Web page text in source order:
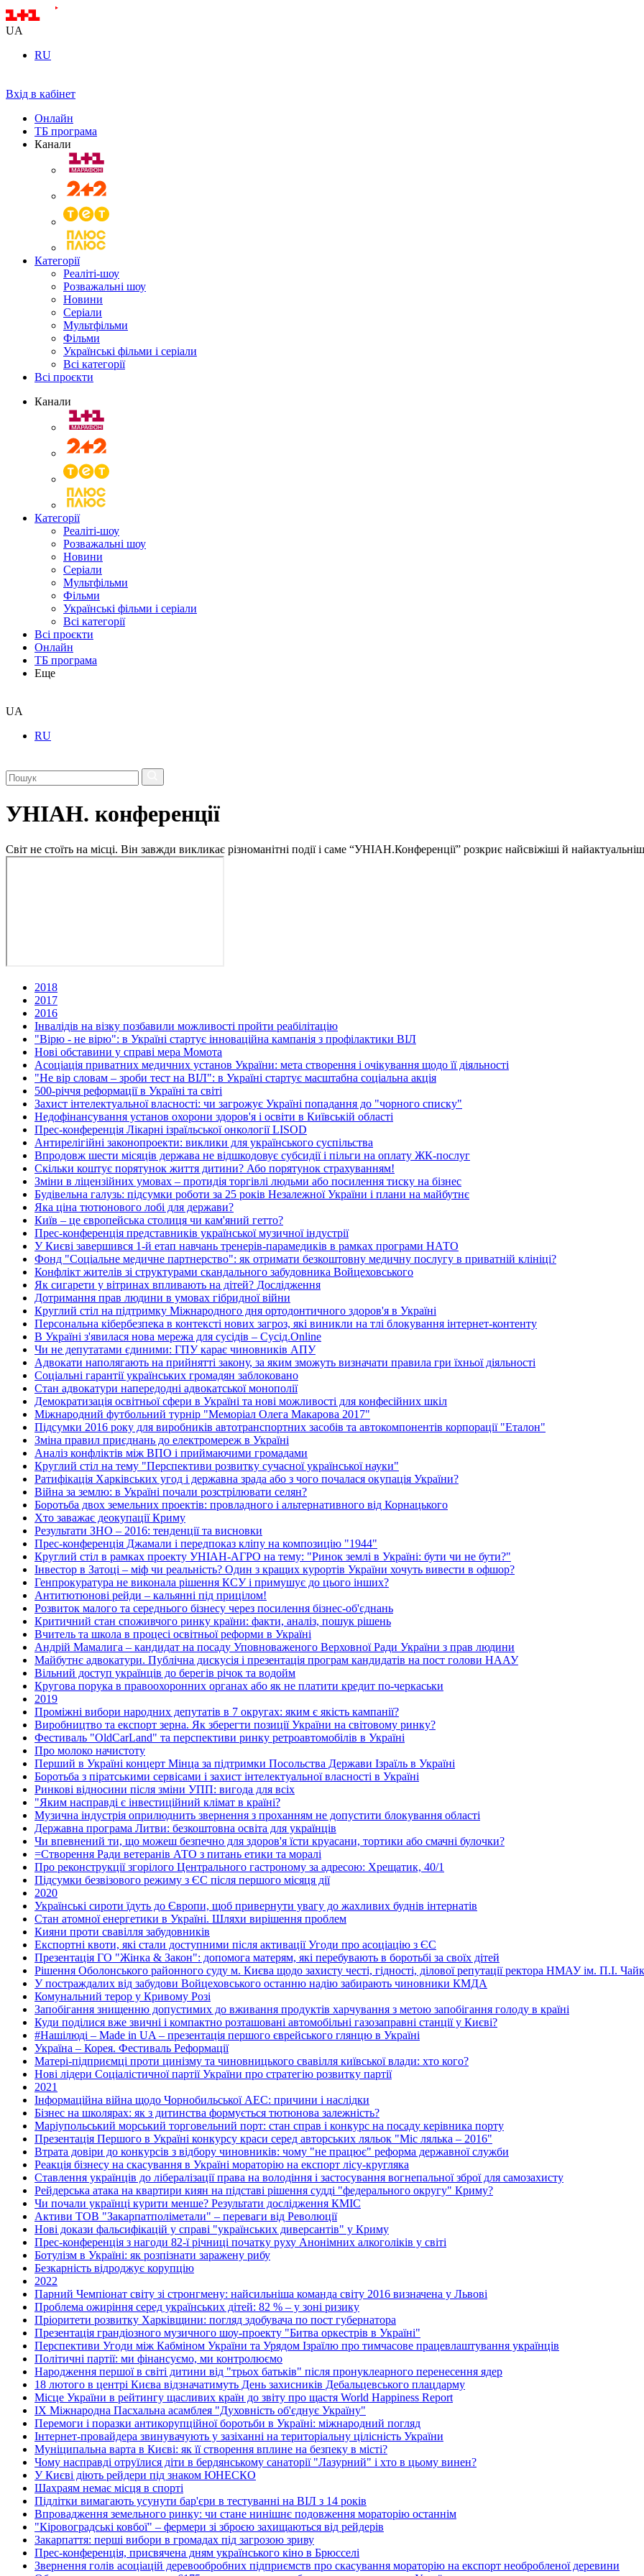
UA
RU
Вхід в кабінет
Онлайн
ТБ програма
Канали
Категорії
Реаліті-шоу
Розважальні шоу
Новини
Серіали
Мультфільми
Фільми
Українські фільми і серіали
Всі категорії
Всі проєкти
Канали
Категорії
Реаліті-шоу
Розважальні шоу
Новини
Серіали
Мультфільми
Фільми
Українські фільми і серіали
Всі категорії
Всі проєкти
Онлайн
ТБ програма
Еще
UA
RU
УНІАН. конференції
Світ не стоїть на місці. Він завжди викликає різноманітні події і саме “УНІАН.Конференції” розкриє найсвіжіші й
2018
2017
2016
Інвалідів на візку позбавили можливості пройти реабілітацію
"Вірю - не вірю": в Україні стартує інноваційна кампанія з профілактики ВІЛ
Нові обставини у справі мера Момота
Асоціація приватних медичних установ України: мета створення і очікування щодо її діяльності
"Не вір словам – зроби тест на ВІЛ": в Україні стартує масштабна соціальна акція
500-річчя реформації в Україні та світі
Захист інтелектуальної власності: чи загрожує Україні попадання до "чорного списку"
Недофінансування установ охорони здоров'я і освіти в Київській області
Прес-конференція Лікарні ізраїльської онкології LISOD
Антирелігійні законопроекти: виклики для українського суспільства
Впродовж шести місяців держава не відшкодовує субсидії і пільги на оплату ЖК-послуг
Скільки коштує порятунок життя дитини? Або порятунок страхуванням!
Зміни в ліцензійних умовах – протидія торгівлі людьми або посилення тиску на бізнес
Будівельна галузь: підсумки роботи за 25 років Незалежної України і плани на майбутнє
Яка ціна тютюнового лобі для держави?
Київ – це європейська столиця чи кам'яний гетто?
Прес-конференція представників української музичної індустрії
У Києві завершився 1-й етап навчань тренерів-парамедиків в рамках програми НАТО
Фонд "Соціальне медичне партнерство": як отримати безкоштовну медичну послугу в приватній клініці?
Конфлікт жителів зі структурами скандального забудовника Войцеховського
Як сигарети у вітринах впливають на дітей? Дослідження
Дотримання прав людини в умовах гібридної війни
Круглий стіл на підтримку Міжнародного дня ортодонтичного здоров'я в Україні
Персональна кібербезпека в контексті нових загроз, які виникли на тлі блокування інтернет-контенту
В Україні з'явилася нова мережа для сусідів – Сусід.Online
Чи не депутатами єдиними: ГПУ карає чиновників АПУ
Адвокати наполягають на прийнятті закону, за яким зможуть визначати правила гри їхньої діяльності
Соціальні гарантії українських громадян заблоковано
Стан адвокатури напередодні адвокатської монополії
Демократизація освітньої сфери в Україні та нові можливості для конфесійних шкіл
Міжнародний футбольний турнір "Меморіал Олега Макарова 2017"
Підсумки 2016 року для виробників автотранспортних засобів та автокомпонентів корпорації "Еталон"
Зміна правил приєднань до електромереж в Україні
Аналіз конфліктів між ВПО і приймаючими громадами
Круглий стіл на тему "Перспективи розвитку сучасної української науки"
Ратифікація Харківських угод і державна зрада або з чого почалася окупація України?
Війна за землю: в Україні почали розстрілювати селян?
Боротьба двох земельних проектів: провладного і альтернативного від Корнацького
Хто заважає деокупації Криму
Результати ЗНО – 2016: тенденції та висновки
Прес-конференція Джамали і передпоказ кліпу на композицію "1944"
Круглий стіл в рамках проекту УНІАН-АГРО на тему: "Ринок землі в Україні: бути чи не бути?"
Інвестор в Затоці – міф чи реальність? Один з кращих курортів України хочуть вивести в офшор?
Генпрокуратура не виконала рішення КСУ і примушує до цього інших?
Антитютюнові рейди – кальянні під прицілом!
Розвиток малого та середнього бізнесу через посилення бізнес-об'єднань
Критичний стан споживчого ринку країни: факти, аналіз, пошук рішень
Вчитель та школа в процесі освітньої реформи в Україні
Андрій Мамалига – кандидат на посаду Уповноваженого Верховної Ради України з прав людини
Майбутнє адвокатури. Публічна дискусія і презентація програм кандидатів на пост голови НААУ
Вільний доступ українців до берегів річок та водойм
Кругова порука в правоохоронних органах або як не платити кредит по-черкаськи
2019
Проміжні вибори народних депутатів в 7 округах: яким є якість кампанії?
Виробництво та експорт зерна. Як зберегти позиції України на світовому ринку?
Фестиваль "OldCarLand" та перспективи ринку ретроавтомобілів в Україні
Про молоко начистоту
Перший в Україні концерт Мінца за підтримки Посольства Держави Ізраїль в Україні
Боротьба з піратськими сервісами і захист інтелектуальної власності в Україні
Ринкові відносини після зміни УПП: вигода для всіх
"Яким насправді є інвестиційний клімат в країні?
Музична індустрія оприлюднить звернення з проханням не допустити блокування області
Державна програма Литви: безкоштовна освіта для українців
Чи впевнений ти, що можеш безпечно для здоров'я їсти круасани, тортики або смачні булочки?
=Створення Ради ветеранів АТО з питань етики та моралі
Про реконструкції згорілого Центрального гастроному за адресою: Хрещатик, 40/1
Підсумки безвізового режиму з ЄС після першого місяця дії
2020
Українські сироти їдуть до Європи, щоб привернути увагу до жахливих буднів інтернатів
Стан атомної енергетики в Україні. Шляхи вирішення проблем
Кияни проти свавілля забудовників
Експортні квоти, які стали доступними після активації Угоди про асоціацію з ЄС
Презентація ГО "Жінка & Закон": допомога матерям, які перебувають в боротьбі за своїх дітей
Рішення Оболонського районного суду м. Києва щодо захисту честі, гідності, ділової репутації ректора НМАУ ім. П.І.
У постраждалих від забудови Войцеховського останню надію забирають чиновники КМДА
Комунальний терор у Кривому Розі
Запобігання знищенню допустимих до вживання продуктів харчування з метою запобігання голоду в країні
Куди поділися вже звичні і компактно розташовані автомобільні газозаправні станції у Києві?
#Нашілюді – Made in UA – презентація першого єврейського глянцю в Україні
Україна – Корея. Фестиваль Реформації
Матері-підприємці проти цинізму та чиновницького свавілля київської влади: хто кого?
Нові лідери Соціалістичної партії України про стратегію розвитку партії
2021
Інформаційна війна щодо Чорнобильської АЕС: причини і наслідки
Бізнес на школярах: як з дитинства формується тютюнова залежність?
Маріупольський морський торговельний порт: стан справ і конкурс на посаду керівника порту
Презентація Першого в Україні конкурсу краси серед авторських ляльок "Міс лялька – 2016"
Втрата довіри до конкурсів з відбору чиновників: чому "не працює" реформа державної служби
Реакція бізнесу на скасування в Україні мораторію на експорт лісу-кругляка
Ставлення українців до лібералізації права на володіння і застосування вогнепальної зброї для самозахисту
Рейдерська атака на квартири киян на підставі рішення судді "федерального округу" Криму?
Чи почали українці курити менше? Результати дослідження КМІС
Активи ТОВ "Закарпатполіметали" – переваги від Революції
Нові докази фальсифікацій у справі "українських диверсантів" у Криму
Прес-конференція з нагоди 82-ї річниці початку руху Анонімних алкоголіків у світі
Ботулізм в Україні: як розпізнати заражену рибу
Безкарність відроджує корупцію
2022
Парний Чемпіонат світу зі стронгмену: найсильніша команда світу 2016 визначена у Львові
Проблема ожиріння серед українських дітей: 82 % – у зоні ризику
Пріоритети розвитку Харківщини: погляд здобувача по пост губернатора
Презентація грандіозного музичного шоу-проекту "Битва оркестрів в Україні"
Перспективи Угоди між Кабміном України та Урядом Ізраїлю про тимчасове працевлаштування українців
Політичні партії: ми фінансуємо, ми контролюємо
Народження першої в світі дитини від "трьох батьків" після пронуклеарного перенесення ядер
18 лютого в центрі Києва відзначатимуть День захисників Дебальцевського плацдарму
Місце України в рейтингу щасливих країн до звіту про щастя World Happiness Report
ІХ Міжнародна Пасхальна асамблея "Духовність об'єднує Україну"
Перемоги і поразки антикорупційної боротьби в Україні: міжнародний погляд
Інтернет-провайдера звинувачують у зазіханні на територіальну цілісність України
Муніципальна варта в Києві: як її створення вплине на безпеку в місті?
Чому насправді отруїлися діти в бердянському санаторії "Лазурний" і хто в цьому винен?
У Києві діють рейдери під знаком ЮНЕСКО
Шахраям немає місця в спорті
Підлітки вимагають усунути бар'єри в тестуванні на ВІЛ з 14 років
Впровадження земельного ринку: чи стане нинішнє подовження мораторію останнім
"Кіровоградські ковбої" – фермери зі зброєю захищаються від рейдерів
Закарпаття: перші вибори в громадах під загрозою зриву
Прес-конференція, присвячена дням українського кіно в Брюсселі
Звернення голів асоціацій деревообробних підприємств про скасування мораторію на експорт необробленої деревини